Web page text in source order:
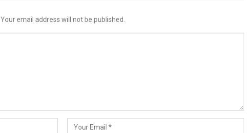
Your email address will not be published.